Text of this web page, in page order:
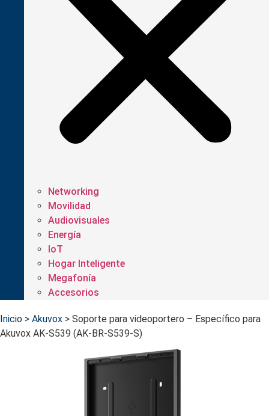
Networking
Movilidad
Audiovisuales
Energía
IoT
Hogar Inteligente
Megafonía
Accesorios
Inicio > Akuvox > Soporte para videoportero – Específico para
Akuvox AK-S539 (AK-BR-S539-S)